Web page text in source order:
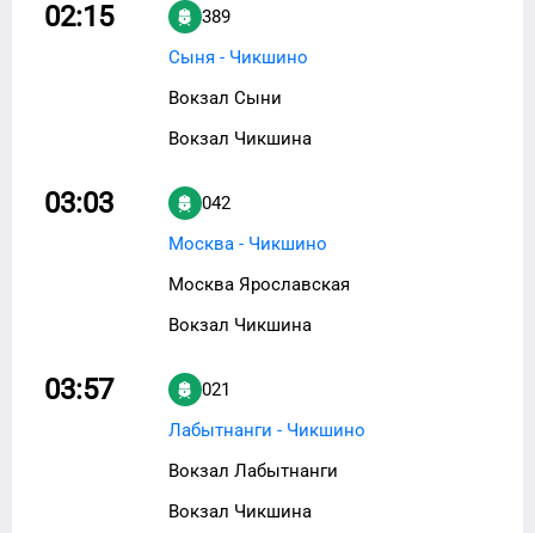
02:15
389
Сыня - Чикшино
Вокзал Сыни
Вокзал Чикшина
03:03
042
Москва - Чикшино
Москва Ярославская
Вокзал Чикшина
03:57
021
Лабытнанги - Чикшино
Вокзал Лабытнанги
Вокзал Чикшина